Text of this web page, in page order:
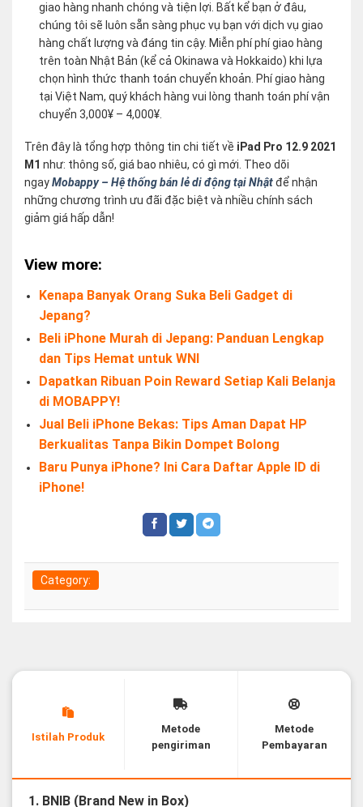
giao hàng nhanh chóng và tiện lợi. Bất kể bạn ở đâu,
chúng tôi sẽ luôn sẵn sàng phục vụ bạn với dịch vụ giao
hàng chất lượng và đáng tin cậy. Miễn phí phí giao hàng
trên toàn Nhật Bản (kể cả Okinawa và Hokkaido) khi lựa
chọn hình thức thanh toán chuyển khoản. Phí giao hàng
tại Việt Nam, quý khách hàng vui lòng thanh toán phí vận
chuyển 3,000¥ – 4,000¥.
Trên đây là tổng hợp thông tin chi tiết về iPad Pro 12.9 2021
M1 như: thông số, giá bao nhiêu, có gì mới. Theo dõi
ngayMobappy – Hệ thống bán lẻ di động tại Nhậtđể nhận
những chương trình ưu đãi đặc biệt và nhiều chính sách
giảm giá hấp dẫn!
View more:
Kenapa Banyak Orang Suka Beli Gadget di
Jepang?
Beli iPhone Murah di Jepang: Panduan Lengkap
dan Tips Hemat untuk WNI
Dapatkan Ribuan Poin Reward Setiap Kali Belanja
di MOBAPPY!
Jual Beli iPhone Bekas: Tips Aman Dapat HP
Berkualitas Tanpa Bikin Dompet Bolong
Baru Punya iPhone? Ini Cara Daftar Apple ID di
iPhone!
Category:
Istilah Produk
Metode
pengiriman
Metode
Pembayaran
1. BNIB (Brand New in Box)